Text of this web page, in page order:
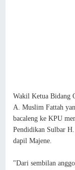
Wakil Ketua Bidang
A. Muslim Fattah
bacaleng ke KPU
Pendidikan Sulbar
dapil Majene.
"Dari sembilan